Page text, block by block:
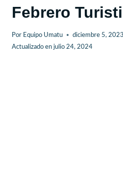
Febrero
Por Equipo Umatu
diciembre 5, 2023
Actualizado en julio 24, 2024